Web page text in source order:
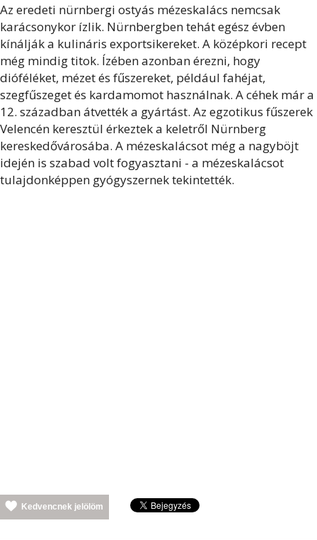
Az eredeti nürnbergi ostyás mézeskalács nemcsak
karácsonykor ízlik. Nürnbergben tehát egész évben
kínálják a kulináris exportsikereket. A középkori recept
még mindig titok. Ízében azonban érezni, hogy
dióféléket, mézet és fűszereket, például fahéjat,
szegfűszeget és kardamomot használnak. A céhek már a
12. században átvették a gyártást. Az egzotikus fűszerek
Velencén keresztül érkeztek a keletről Nürnberg
kereskedővárosába. A mézeskalácsot még a nagyböjt
idején is szabad volt fogyasztani - a mézeskalácsot
tulajdonképpen gyógyszernek tekintették.
Kedvencnek jelölöm